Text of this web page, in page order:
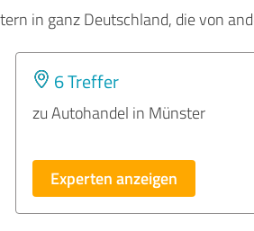
in ganz Deutschland, die von
6 Treffer
zu Autohandel in Münster
Experten anzeigen